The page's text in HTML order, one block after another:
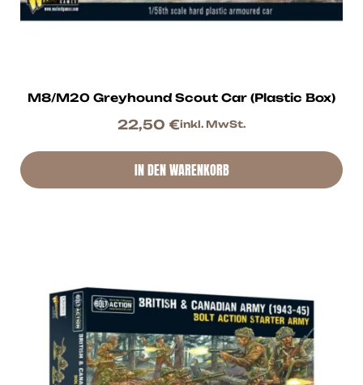
M8/M20 Greyhound Scout Car (Plastic Box)
22,50 €inkl. MwSt.
IN DEN WARENKORB